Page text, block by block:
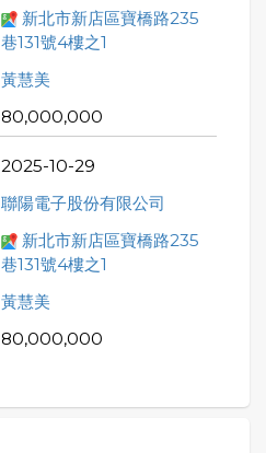
新北市新店區寶橋路235
巷131號4樓之1
黃慧美
80,000,000
2025-10-29
聯陽電子股份有限公司
新北市新店區寶橋路235
巷131號4樓之1
黃慧美
80,000,000